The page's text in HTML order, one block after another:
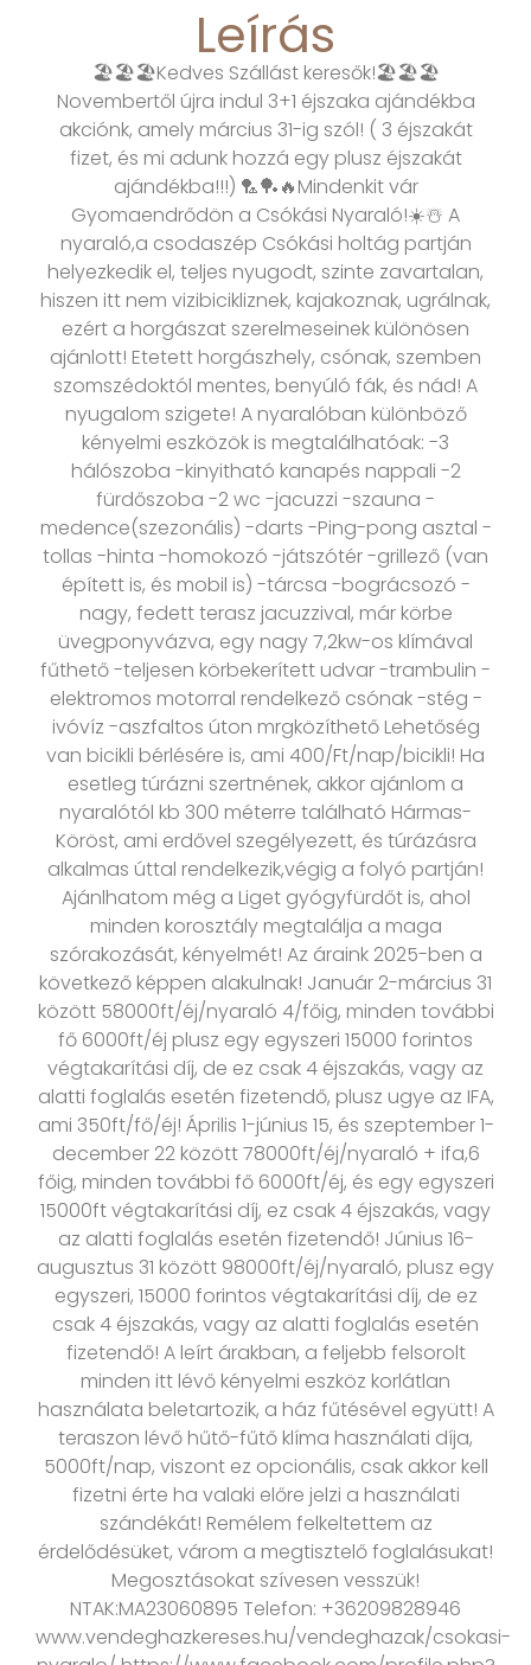
Leírás
🏖️🏖️🏖️Kedves Szállást keresők!🏖️🏖️🏖️
Novembertől újra indul 3+1 éjszaka ajándékba
akciónk, amely március 31-ig szól! ( 3 éjszakát
fizet, és mi adunk hozzá egy plusz éjszakát
ajándékba!!!) 🏸🏓🔥Mindenkit vár
Gyomaendrődön a Csókási Nyaraló!☀️☃️ A
nyaraló,a csodaszép Csókási holtág partján
helyezkedik el, teljes nyugodt, szinte zavartalan,
hiszen itt nem vizibicikliznek, kajakoznak, ugrálnak,
ezért a horgászat szerelmeseinek különösen
ajánlott! Etetett horgászhely, csónak, szemben
szomszédoktól mentes, benyúló fák, és nád! A
nyugalom szigete! A nyaralóban különböző
kényelmi eszközök is megtalálhatóak: -3
hálószoba -kinyitható kanapés nappali -2
fürdőszoba -2 wc -jacuzzi -szauna -
medence(szezonális) -darts -Ping-pong asztal -
tollas -hinta -homokozó -játszótér -grillező (van
épített is, és mobil is) -tárcsa -bográcsozó -
nagy, fedett terasz jacuzzival, már körbe
üvegponyvázva, egy nagy 7,2kw-os klímával
fűthető -teljesen körbekerített udvar -trambulin -
elektromos motorral rendelkező csónak -stég -
ivóvíz -aszfaltos úton mrgközíthető Lehetőség
van bicikli bérlésére is, ami 400/Ft/nap/bicikli! Ha
esetleg túrázni szertnének, akkor ajánlom a
nyaralótól kb 300 méterre található Hármas-
Köröst, ami erdővel szegélyezett, és túrázásra
alkalmas úttal rendelkezik,végig a folyó partján!
Ajánlhatom még a Liget gyógyfürdőt is, ahol
minden korosztály megtalálja a maga
szórakozását, kényelmét! Az áraink 2025-ben a
következő képpen alakulnak! Január 2-március 31
között 58000ft/éj/nyaraló 4/főig, minden további
fő 6000ft/éj plusz egy egyszeri 15000 forintos
végtakarítási díj, de ez csak 4 éjszakás, vagy az
alatti foglalás esetén fizetendő, plusz ugye az IFA,
ami 350ft/fő/éj! Április 1-június 15, és szeptember 1-
december 22 között 78000ft/éj/nyaraló + ifa,6
főig, minden további fő 6000ft/éj, és egy egyszeri
15000ft végtakarítási díj, ez csak 4 éjszakás, vagy
az alatti foglalás esetén fizetendő! Június 16-
augusztus 31 között 98000ft/éj/nyaraló, plusz egy
egyszeri, 15000 forintos végtakarítási díj, de ez
csak 4 éjszakás, vagy az alatti foglalás esetén
fizetendő! A leírt árakban, a feljebb felsorolt
minden itt lévő kényelmi eszköz korlátlan
használata beletartozik, a ház fűtésével együtt! A
teraszon lévő hűtő-fűtő klíma használati díja,
5000ft/nap, viszont ez opcionális, csak akkor kell
fizetni érte ha valaki előre jelzi a használati
szándékát! Remélem felkeltettem az
érdelődésüket, várom a megtisztelő foglalásukat!
Megosztásokat szívesen vesszük!
NTAK:MA23060895 Telefon: +36209828946
www.vendeghazkereses.hu/vendeghazak/csokasi-